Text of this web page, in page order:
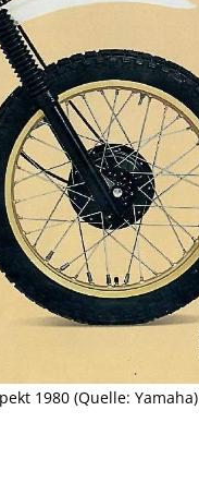
1980 (Quelle: Yamaha)